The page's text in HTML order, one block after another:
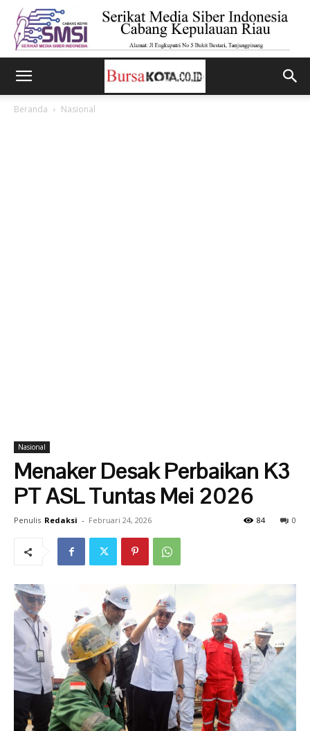
Beranda Nasional
Nasional
Menaker Desak Perbaikan K3
PT ASL Tuntas Mei 2026
Penulis Redaksi - Februari 24, 2026 0
84